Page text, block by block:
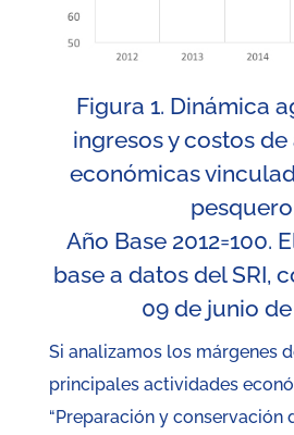
Figura 1. Dinámica
ingresos y costos
económicas
Año Base 2012=100.
base a datos del SRI,
09 de junio de
Si analizamos los márgenes
principales actividades
“Preparación y conservación